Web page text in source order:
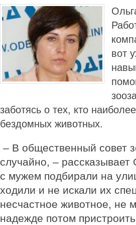
вот
заботясь о тех, кто
бездомных животных.
– В общественный совет
случайно, –
с мужем подбирали на
ходили и не искали их
несчастное животное, не
надежде потом